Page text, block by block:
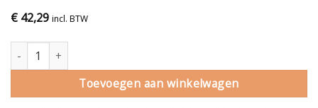
€ 42,29 incl. BTW
Gemeentekaart West Maas en Waal aantal
Toevoegen aan winkelwagen